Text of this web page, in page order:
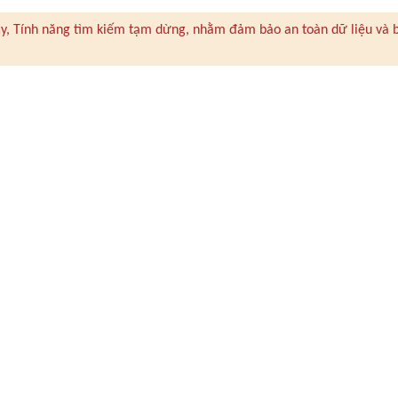
Tính năng tìm kiếm tạm dừng, nhằm đảm bảo an toàn dữ liệu và